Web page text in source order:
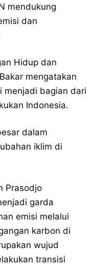
mendukung
dan
Hidup dan
mengatakan
menjadi bagian dari
Indonesia.
dalam
iklim di
Prasodjo
garda
emisi melalui
karbon di
wujud
transisi